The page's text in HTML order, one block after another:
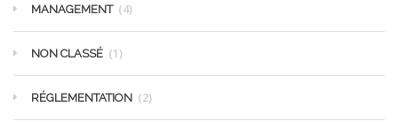
MANAGEMENT (4)
NON CLASSÉ (1)
RÉGLEMENTATION (2)